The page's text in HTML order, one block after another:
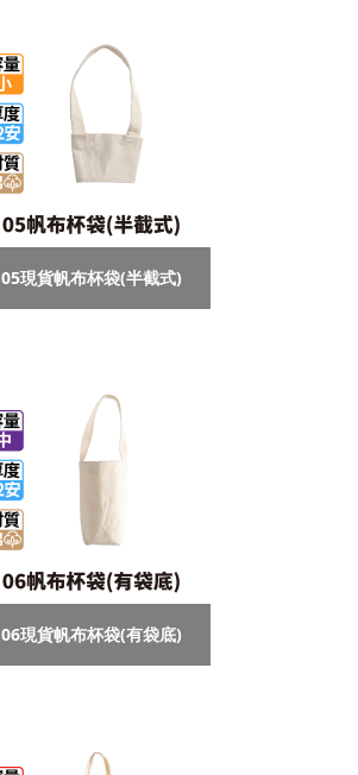
05現貨帆布杯袋(半截式)
06現貨帆布杯袋(有袋底)